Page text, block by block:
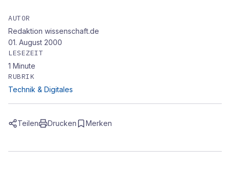
AUTOR
Redaktion wissenschaft.de
01. August 2000
LESEZEIT
1 Minute
RUBRIK
Technik & Digitales
Teilen Drucken Merken